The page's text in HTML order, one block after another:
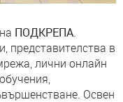
ПОДКРЕПА.
представителства в
лични онлайн
Освен